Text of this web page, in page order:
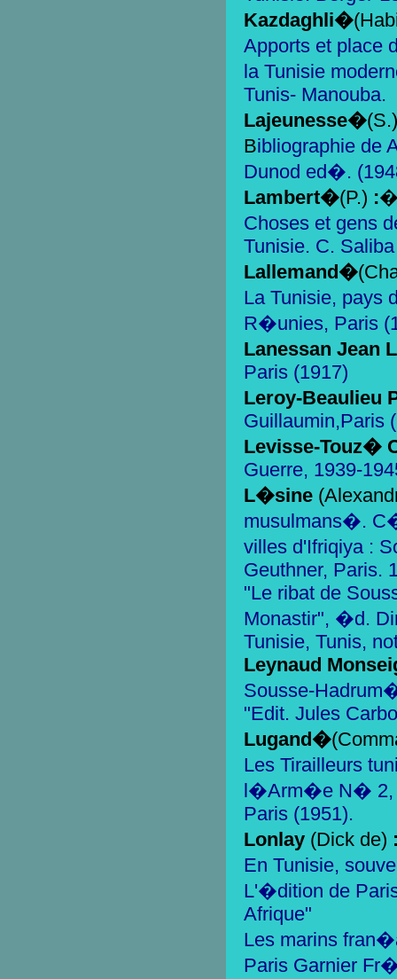
Kazdaghli�
Apports et place
la Tunisie
Tunis- Manouba.
Lajeunesse�
Bibliographie de
Dunod ed�.
Lambert�(P.) :
Choses et gens
Tunisie. C.
Lallemand�
La Tunisie, pays
R�unies, Paris
Lanessan Jean
Paris (1917)
Leroy-Beaulieu
Guillaumin,Paris
Levisse-Touz�
Guerre, 1939-
L�sine
musulmans�.
villes d'Ifriqiya :
Geuthner, Paris.
"Le ribat de
Monastir", �d.
Tunisie, Tunis,
Leynaud
Sousse-
"Edit. Jules
Lugand�
Les Tirailleurs
l�Arm�e N� 2,
Paris (1951).
Lonlay (Dick de)
En Tunisie,
L'�dition de
Afrique"
Les marins
Paris Garnier